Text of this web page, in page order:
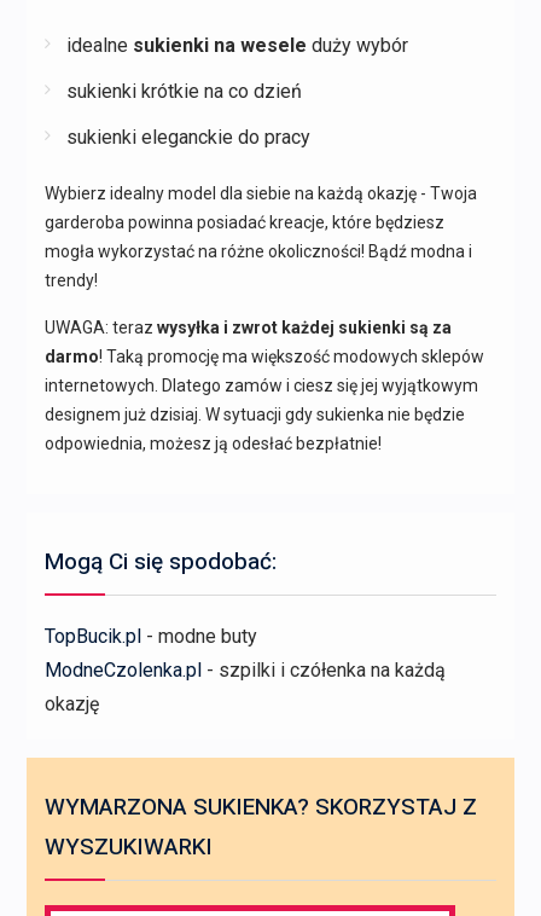
idealne sukienki na wesele duży wybór
sukienki krótkie na co dzień
sukienki eleganckie do pracy
Wybierz idealny model dla siebie na każdą okazję - Twoja
garderoba powinna posiadać kreacje, które będziesz
mogła wykorzystać na różne okoliczności! Bądź modna i
trendy!
UWAGA: teraz wysyłka i zwrot każdej sukienki są za
darmo! Taką promocję ma większość modowych sklepów
internetowych. Dlatego zamów i ciesz się jej wyjątkowym
designem już dzisiaj. W sytuacji gdy sukienka nie będzie
odpowiednia, możesz ją odesłać bezpłatnie!
Mogą Ci się spodobać:
TopBucik.pl- modne buty
ModneCzolenka.pl- szpilki i czółenka na każdą
okazję
WYMARZONA SUKIENKA? SKORZYSTAJ Z
WYSZUKIWARKI